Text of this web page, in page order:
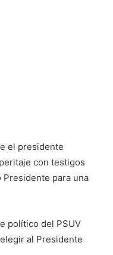
el presidente
con testigos
para una
político del PSUV
al Presidente